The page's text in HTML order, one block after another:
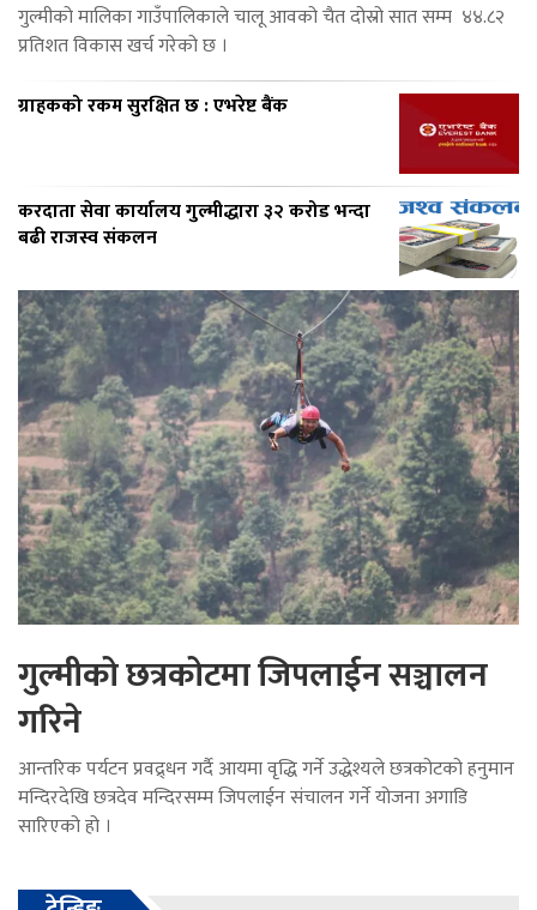
गुल्मीको मालिका गाउँपालिकाले चालू आवको चैत दोस्रो सात सम्म ४४.८२
प्रतिशत विकास खर्च गरेको छ ।
ग्राहकको रकम सुरक्षित छ : एभरेष्ट बैंक
करदाता सेवा कार्यालय गुल्मीद्धारा ३२ करोड भन्दा
बढी राजस्व संकलन
गुल्मीको छत्रकोटमा जिपलाईन सञ्चालन
गरिने
आन्तरिक पर्यटन प्रवद्र्धन गर्दै आयमा वृद्धि गर्ने उद्धेश्यले छत्रकोटको हनुमान
मन्दिरदेखि छत्रदेव मन्दिरसम्म जिपलाईन संचालन गर्ने योजना अगाडि
सारिएको हो ।